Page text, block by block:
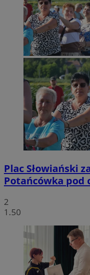
Plac Słowiański
Potańcówka pod
2
1.50